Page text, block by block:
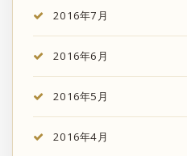
2016年7月
2016年6月
2016年5月
2016年4月